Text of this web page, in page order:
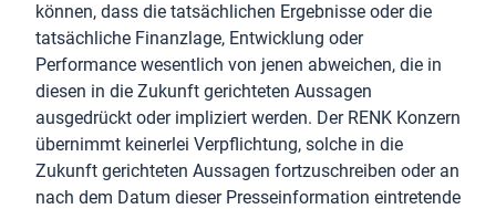
können, dass die tatsächlichen Ergebnisse oder die
tatsächliche Finanzlage, Entwicklung oder
Performance wesentlich von jenen abweichen, die in
diesen in die Zukunft gerichteten Aussagen
ausgedrückt oder impliziert werden. Der RENK Konzern
übernimmt keinerlei Verpflichtung, solche in die
Zukunft gerichteten Aussagen fortzuschreiben oder an
nach dem Datum dieser Presseinformation eintretende